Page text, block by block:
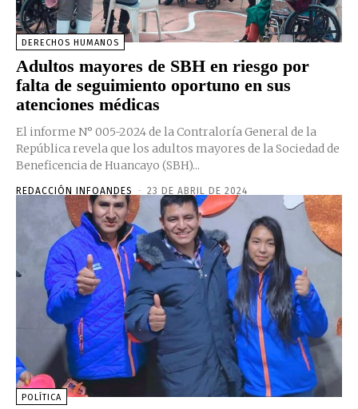
DERECHOS HUMANOS
Adultos mayores de SBH en riesgo por
falta de seguimiento oportuno en sus
atenciones médicas
El informe N° 005-2024 de la Contraloría General de la
República revela que los adultos mayores de la Sociedad de
Beneficencia de Huancayo (SBH)...
REDACCIÓN INFOANDES - 23 DE ABRIL DE 2024
POLÍTICA